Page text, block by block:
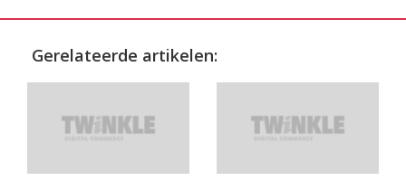
Gerelateerde artikelen: